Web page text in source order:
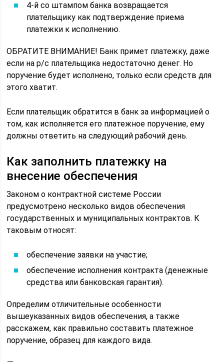
4-й со штампом банка возвращается
плательщику как подтверждение приема
платежки к исполнению.
ОБРАТИТЕ ВНИМАНИЕ! Банк примет платежку, даже
если на р/с плательщика недостаточно денег. Но
поручение будет исполнено, только если средств для
этого хватит.
Если плательщик обратится в банк за информацией о
том, как исполняется его платежное поручение, ему
должны ответить на следующий рабочий день.
Как заполнить платежку на
внесение обеспечения
Законом о контрактной системе России
предусмотрено несколько видов обеспечения
государственных и муниципальных контрактов. К
таковым относят:
обеспечение заявки на участие;
обеспечение исполнения контракта (денежные
средства или банковская гарантия).
Определим отличительные особенности
вышеуказанных видов обеспечения, а также
расскажем, как правильно составить платежное
поручение, образец для каждого вида.